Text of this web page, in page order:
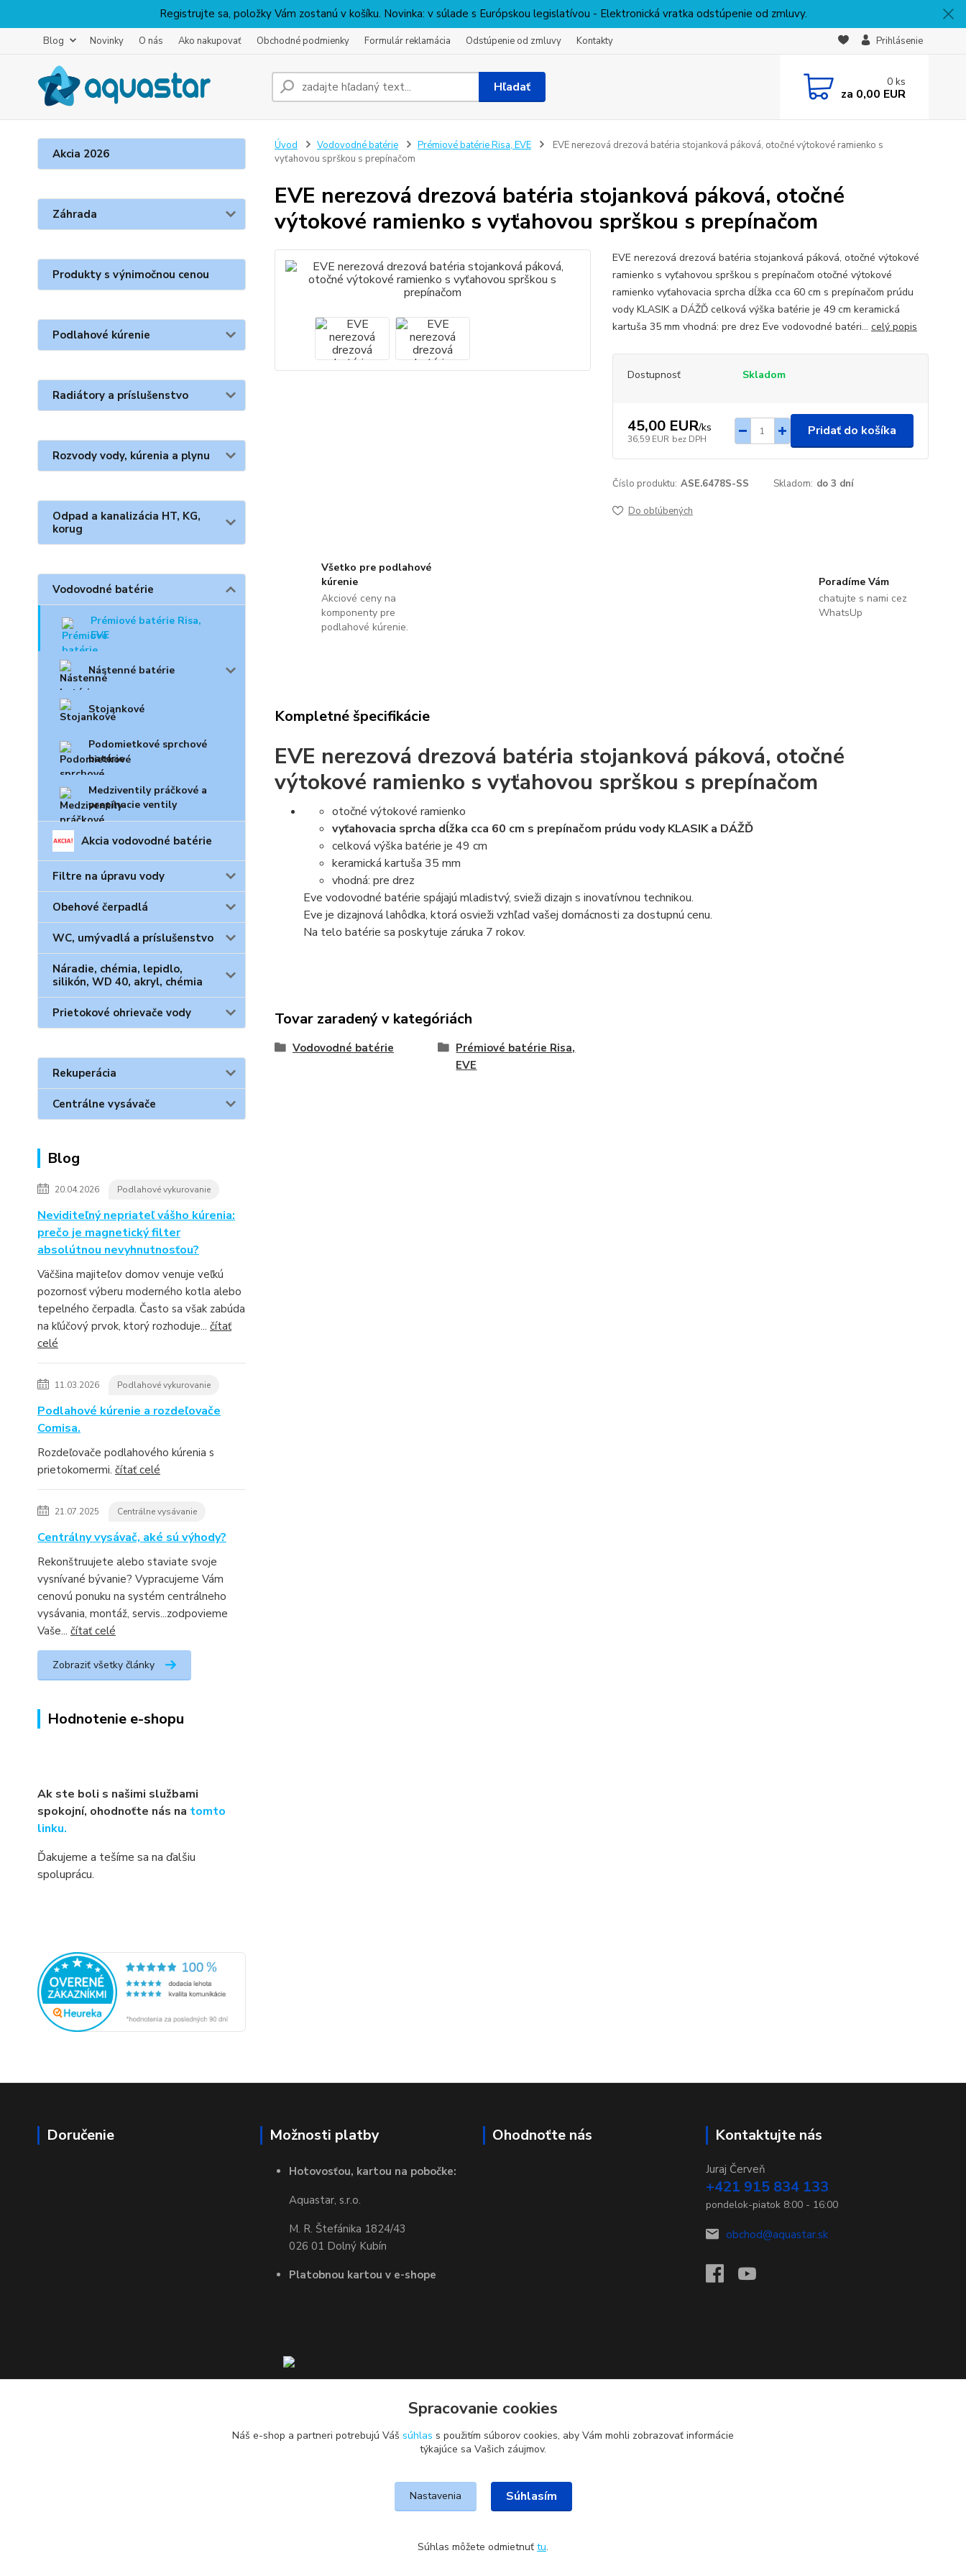
Registrujte sa, položky Vám zostanú v košíku. Novinka: v súlade s Európskou legislatívou - Elektronická vratka odstúpenie od zmluvy.
Blog Novinky O nás Ako nakupovať Obchodné podmienky Formulár reklamácia Odstúpenie od zmluvy Kontakty Prihlásenie
Hľadať 0 ks
za 0,00 EUR
Akcia 2026
Záhrada
Produkty s výnimočnou cenou
Podlahové kúrenie
Radiátory a príslušenstvo
Rozvody vody, kúrenia a plynu
Odpad a kanalizácia HT, KG,
korug
Vodovodné batérie
Prémiové batérie Risa,
EVE
Nástenné batérie
Stojankové
Podomietkové sprchové
batérie
Medziventily práčkové a
prepínacie ventily
Akcia vodovodné batérie
Filtre na úpravu vody
Obehové čerpadlá
WC, umývadlá a príslušenstvo
Náradie, chémia, lepidlo,
silikón, WD 40, akryl, chémia
Prietokové ohrievače vody
Rekuperácia
Centrálne vysávače
Blog
20.04.2026 Podlahové vykurovanie
Neviditeľný nepriateľ vášho kúrenia:
prečo je magnetický filter
absolútnou nevyhnutnosťou?
Väčšina majiteľov domov venuje veľkú
pozornosť výberu moderného kotla alebo
tepelného čerpadla. Často sa však zabúda
na kľúčový prvok, ktorý rozhoduje... čítať
celé
11.03.2026 Podlahové vykurovanie
Podlahové kúrenie a rozdeľovače
Comisa.
Rozdeľovače podlahového kúrenia s
prietokomermi. čítať celé
21.07.2025 Centrálne vysávanie
Centrálny vysávač, aké sú výhody?
Rekonštruujete alebo staviate svoje
vysnívané bývanie? Vypracujeme Vám
cenovú ponuku na systém centrálneho
vysávania, montáž, servis...zodpovieme
Vaše... čítať celé
Zobraziť všetky články
Hodnotenie e-shopu
Ak ste boli s našimi službami
spokojní, ohodnoťte nás na tomto
linku.
Ďakujeme a tešíme sa na ďalšiu
spoluprácu.
Úvod Vodovodné batérie Prémiové batérie Risa, EVE
EVE nerezová drezová batéria stojanková páková, otočné výtokové ramienko s
vyťahovou sprškou s prepínačom
EVE nerezová drezová batéria stojanková páková, otočné
výtokové ramienko s vyťahovou sprškou s prepínačom
EVE nerezová drezová batéria stojanková páková, otočné výtokové
ramienko s vyťahovou sprškou s prepínačom otočné výtokové
ramienko vyťahovacia sprcha dĺžka cca 60 cm s prepínačom prúdu
vody KLASIK a DÁŽĎ celková výška batérie je 49 cm keramická
kartuša 35 mm vhodná: pre drez Eve vodovodné batéri... celý popis
Dostupnosť Skladom
45,00 EUR/ks
36,59 EUR bez DPH
Pridať do košíka
Číslo produktu: ASE.6478S-SS Skladom: do 3 dní
Do obľúbených
Všetko pre podlahové
kúrenie
Akciové ceny na
komponenty pre
podlahové kúrenie.
Poradíme Vám
chatujte s nami cez
WhatsUp
Kompletné špecifikácie
EVE nerezová drezová batéria stojanková páková, otočné
výtokové ramienko s vyťahovou sprškou s prepínačom
otočné výtokové ramienko
vyťahovacia sprcha dĺžka cca 60 cm s prepínačom prúdu vody KLASIK a DÁŽĎ
celková výška batérie je 49 cm
keramická kartuša 35 mm
vhodná: pre drez
Eve vodovodné batérie spájajú mladistvý, svieži dizajn s inovatívnou technikou.
Eve je dizajnová lahôdka, ktorá osvieži vzhľad vašej domácnosti za dostupnú cenu.
Na telo batérie sa poskytuje záruka 7 rokov.
Tovar zaradený v kategóriách
Vodovodné batérie
Prémiové batérie Risa,
EVE
Doručenie Možnosti platby
Hotovosťou, kartou na pobočke:
Aquastar, s.r.o.
M. R. Štefánika 1824/43
026 01 Dolný Kubín
Platobnou kartou v e-shope
Ohodnoťte nás Kontaktujte nás
Juraj Červeň
+421 915 834 133
pondelok-piatok 8:00 - 16:00
obchod@aquastar.sk
Spracovanie cookies
Náš e-shop a partneri potrebujú Váš súhlas s použitím súborov cookies, aby Vám mohli zobrazovať informácie
týkajúce sa Vašich záujmov.
Nastavenia Súhlasím
Súhlas môžete odmietnuť tu.